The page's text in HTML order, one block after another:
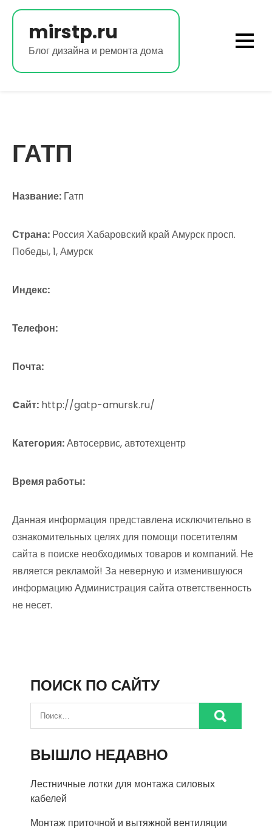
Перейти
содержимомуmirstp.ru
Блог дизайна и ремонта дома
ГАТП
Название: Гатп
Страна: Россия Хабаровский край Амурск просп.
Победы, 1, Амурск
Индекс:
Телефон:
Почта:
Cайт: http://gatp-amursk.ru/
Категория:Автосервис, автотехцентр
Время работы:
Данная информация представлена исключительно в
ознакомительных целях для помощи посетителям
сайта в поиске необходимых товаров и компаний. Не
является рекламой! За неверную и изменившуюся
информацию Администрация сайта ответственность
не несет.
ПОИСК ПО САЙТУ
ВЫШЛО НЕДАВНО
Лестничные лотки для монтажа силовых
кабелей
Монтаж приточной и вытяжной вентиляции